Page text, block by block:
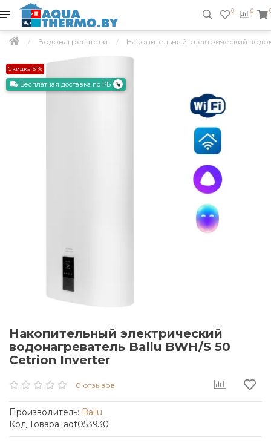
0 0
Водонагреватели Накопительный электрический
Скидка 5 %
Бесплатная доставка по РБ
Накопительный электрический
водонагреватель Ballu BWH/S 50
Cetrion Inverter
0 отзывов
Производитель: Ballu
Код Товара: aqt053930